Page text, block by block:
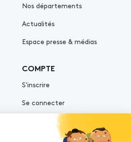
Nos départements
Actualités
Espace presse & médias
COMPTE
S'inscrire
Se connecter